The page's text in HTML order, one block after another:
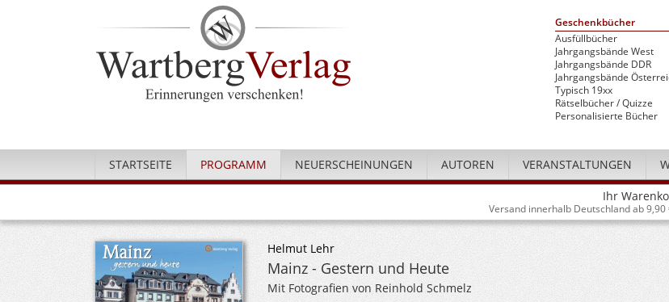
Geschenkbücher
Ausfüllbücher
Jahrgangsbände West
Jahrgangsbände DDR
Jahrgangsbände
Typisch 19xx
Rätselbücher / Quizze
Personalisierte Bücher
STARTSEITE PROGRAMM NEUERSCHEINUNGEN AUTOREN VERANSTALTUNGEN
Ihr
Versand innerhalb Deutschland ab 9,90
Helmut Lehr
Mainz - Gestern und Heute
Mit Fotografien von Reinhold Schmelz